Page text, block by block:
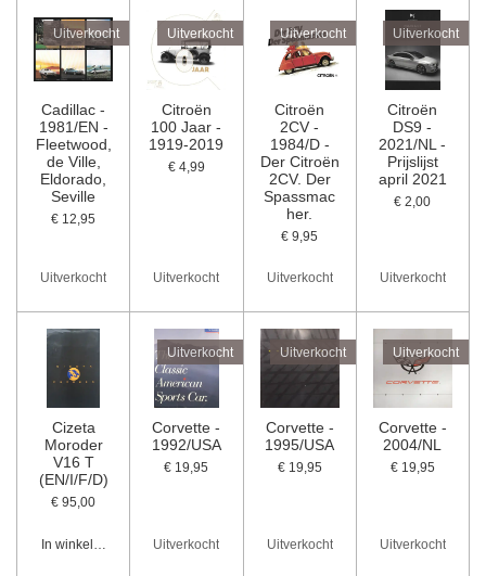
Uitverkocht
Cadillac -
1981/EN -
Fleetwood,
de Ville,
Eldorado,
Seville
€ 12,95
Uitverkocht
Uitverkocht
Citroën
100 Jaar -
1919-2019
€ 4,99
Uitverkocht
Uitverkocht
Citroën
2CV -
1984/D -
Der Citroën
2CV. Der
Spassmac
her.
€ 9,95
Uitverkocht
Uitverkocht
Citroën
DS9 -
2021/NL -
Prijslijst
april 2021
€ 2,00
Uitverkocht
Cizeta
Moroder
V16 T
(EN/I/F/D)
€ 95,00
In winkelwagen
Uitverkocht
Corvette -
1992/USA
€ 19,95
Uitverkocht
Uitverkocht
Corvette -
1995/USA
€ 19,95
Uitverkocht
Uitverkocht
Corvette -
2004/NL
€ 19,95
Uitverkocht